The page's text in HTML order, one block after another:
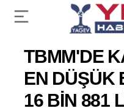
TBMM'DE
EN DÜŞÜK
16 BİN 881